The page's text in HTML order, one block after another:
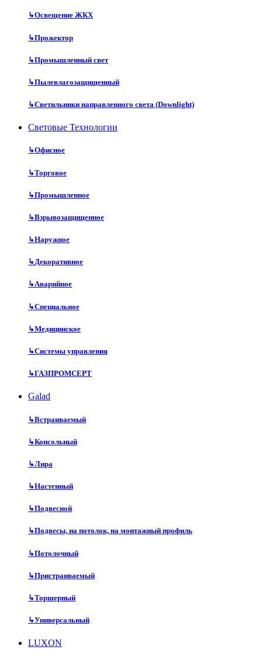
↳Освещение ЖКХ
↳Прожектор
↳Промышленный свет
↳Пылевлагозащищенный
↳Светильники направленного света (Downlight)
Световые Технологии
↳Офисное
↳Торговое
↳Промышленное
↳Взрывозащищенное
↳Наружное
↳Декоративное
↳Аварийное
↳Специальное
↳Медицинское
↳Системы управления
↳ГАЗПРОМСЕРТ
Galad
↳Встраиваемый
↳Консольный
↳Лира
↳Настенный
↳Подвесной
↳Подвесы, на потолок, на монтажный профиль
↳Потолочный
↳Пристраиваемый
↳Торшерный
↳Универсальный
LUXON